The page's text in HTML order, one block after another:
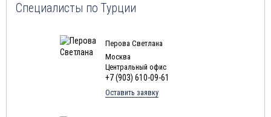
Специалисты по Турции
Перова Светлана
Москва
Центральный офис
+7 (903) 610-09-61
Оставить заявку